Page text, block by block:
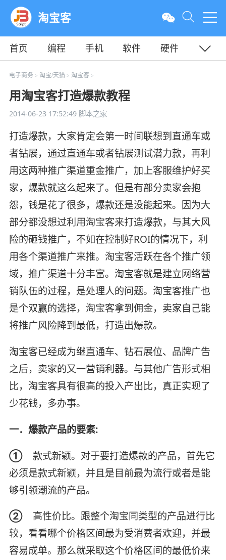
淘宝客
首页 编程 手机 软件
硬件
教程
平面 服务器
电子商务 > 淘宝/天猫 > 淘宝客 >
用淘宝客打造爆款教程
2014-06-23 17:52:49脚本之家
打造爆款，大家肯定会第一时间联想到直通车或
者钻展，通过直通车或者钻展测试潜力款，再利
用这两种推广渠道重金推广，加上客服维护好买
家，爆款就这么起来了。但是有部分卖家会抱
怨，钱是花了很多，爆款还是没能起来。因为大
部分都没想过利用淘宝客来打造爆款，与其大风
险的砸钱推广，不如在控制好ROI的情况下，利
用各个渠道推广来推。淘宝客活跃在各个推广领
域，推广渠道十分丰富。淘宝客就是建立网络营
销队伍的过程，是处理人的问题。淘宝客推广也
是个双赢的选择，淘宝客拿到佣金，卖家自己能
将推广风险降到最低，打造出爆款。
淘宝客已经成为继直通车、钻石展位、品牌广告
之后，卖家的又一营销利器。与其他广告形式相
比，淘宝客具有很高的投入产出比，真正实现了
少花钱，多办事。
一．爆款产品的要素:
① 款式新颖。对于要打造爆款的产品，首先它
必须是款式新颖，并且是目前最为流行或者是能
够引领潮流的产品。
② 高性价比。跟整个淘宝同类型的产品进行比
较，看看哪个价格区间最为受消费者欢迎，并最
容易成单。那么就采取这个价格区间的最低价来